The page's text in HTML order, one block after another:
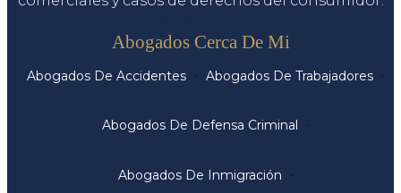
Abogados Cerca De Mi
Abogados De Accidentes Abogados De Trabajadores
Abogados De Defensa Criminal
Abogados De Inmigración